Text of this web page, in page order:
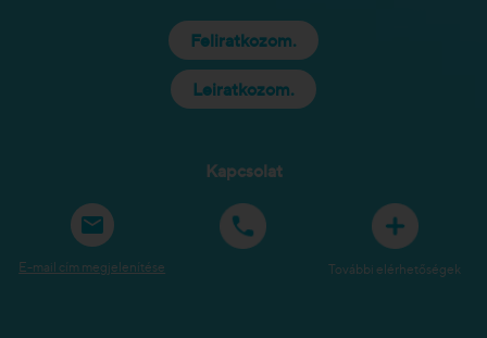
Feliratkozom.
Leiratkozom.
Kapcsolat
E-mail cím megjelenítése További elérhetőségek